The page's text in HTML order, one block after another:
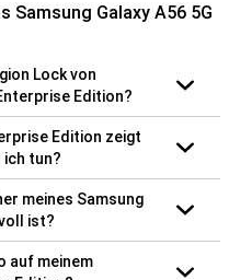
Samsung Galaxy A56 5G
Lock von
Edition?
Edition zeigt
ich tun?
meines Samsung
ist?
auf meinem